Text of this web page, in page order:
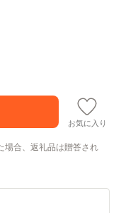
お気に入り
場合、返礼品は贈答され